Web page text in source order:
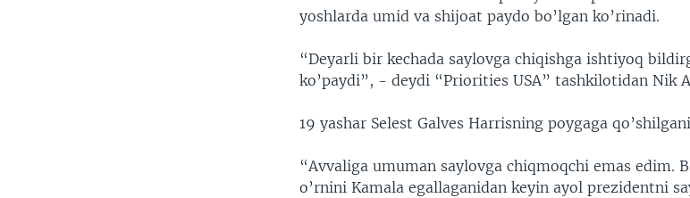
yoshlarda umid va shijoat paydo bo’lgan ko’rinadi.
“Deyarli bir kechada saylovga chiqishga ishtiyoq
ko’paydi”, - deydi “Priorities USA” tashkilotidan Nik
19 yashar Selest Galves Harrisning poygaga
“Avvaliga umuman saylovga chiqmoqchi emas edim.
o’rnini Kamala egallaganidan keyin ayol prezidentni